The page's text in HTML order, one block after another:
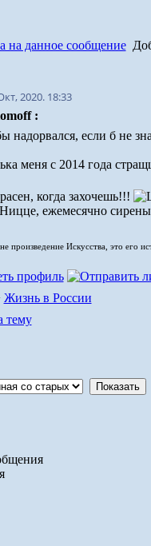
2020. 18:33
:
надорвался, если б не
меня с 2014 года
когда захочешь!!!
ежемесячно
произведение Искусства, это его
Жизнь в России